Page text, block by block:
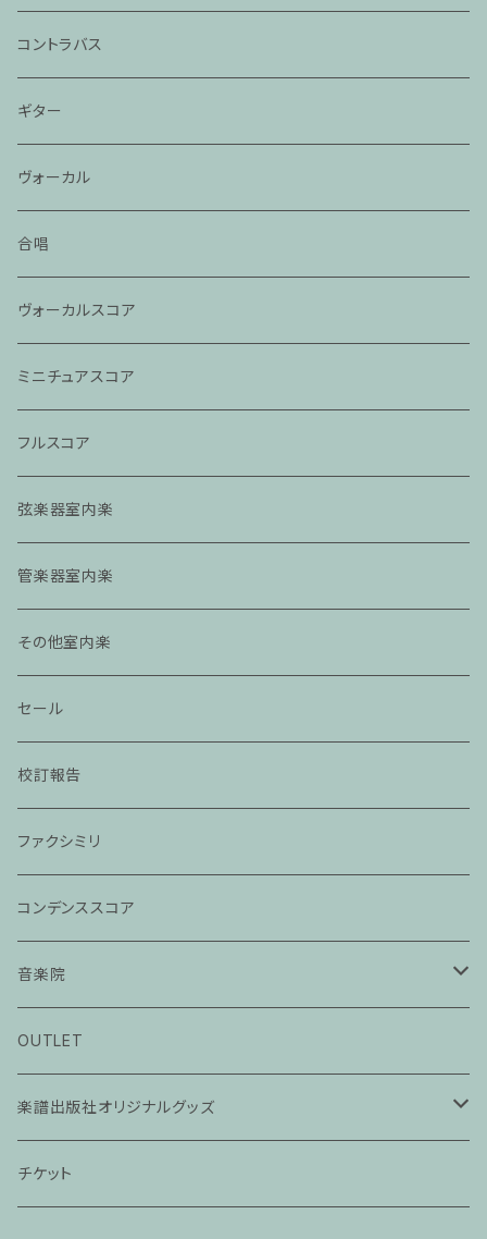
コントラバス
ギター
ヴォーカル
合唱
ヴォーカルスコア
ミニチュアスコア
フルスコア
弦楽器室内楽
管楽器室内楽
その他室内楽
セール
校訂報告
ファクシミリ
コンデンススコア
音楽院
ピアノ科３０分レッスン
ピアノ科４５分レッスン
家族割プラン
OUTLET
楽譜出版社オリジナルグッズ
アパレル
チケット